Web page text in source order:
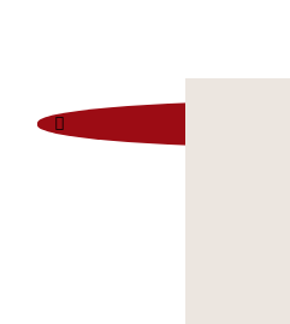
facebook